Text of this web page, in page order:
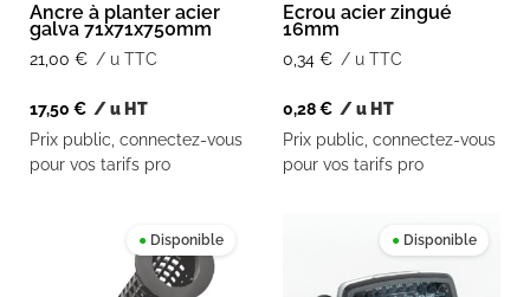
Ancre à planter acier
galva 71x71x750mm
21,00 € / u TTC
17,50 € / u HT
Prix public, connectez-vous
pour vos tarifs pro
Ecrou acier zingué
16mm
0,34 € / u TTC
0,28€ / u HT
Prix public, connectez-vous
pour vos tarifs pro
● Disponible ● Disponible